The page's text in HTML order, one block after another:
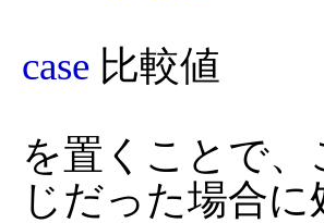
case 比較値
を置くことで
じだった場合に